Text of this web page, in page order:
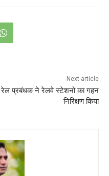
Next article
रेल प्रबंधक ने रेलवे स्टेशनो का गहन
निरिक्षण किया